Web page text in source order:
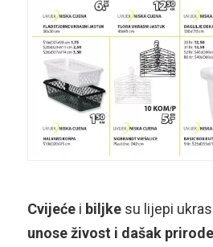
Cvijećei biljkesu lijepi
unose živost i dašak